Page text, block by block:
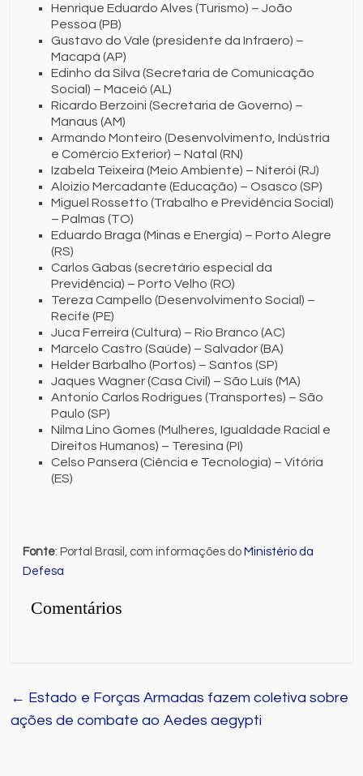
Henrique Eduardo Alves (Turismo) – João
Pessoa (PB)
Gustavo do Vale (presidente da Infraero) –
Macapá (AP)
Edinho da Silva (Secretaria de Comunicação
Social) – Maceió (AL)
Ricardo Berzoini (Secretaria de Governo) –
Manaus (AM)
Armando Monteiro (Desenvolvimento, Indústria
e Comércio Exterior) – Natal (RN)
Izabela Teixeira (Meio Ambiente) – Niterói (RJ)
Aloizio Mercadante (Educação) – Osasco (SP)
Miguel Rossetto (Trabalho e Previdência Social)
– Palmas (TO)
Eduardo Braga (Minas e Energia) – Porto Alegre
(RS)
Carlos Gabas (secretário especial da
Previdência) – Porto Velho (RO)
Tereza Campello (Desenvolvimento Social) –
Recife (PE)
Juca Ferreira (Cultura) – Rio Branco (AC)
Marcelo Castro (Saúde) – Salvador (BA)
Helder Barbalho (Portos) – Santos (SP)
Jaques Wagner (Casa Civil) – São Luís (MA)
Antonio Carlos Rodrigues (Transportes) – São
Paulo (SP)
Nilma Lino Gomes (Mulheres, Igualdade Racial e
Direitos Humanos) – Teresina (PI)
Celso Pansera (Ciência e Tecnologia) – Vitória
(ES)
Fonte: Portal Brasil, com informações doMinistério da
Defesa
Comentários
← Estado e Forças Armadas fazem coletiva sobre
ações de combate ao Aedes aegypti